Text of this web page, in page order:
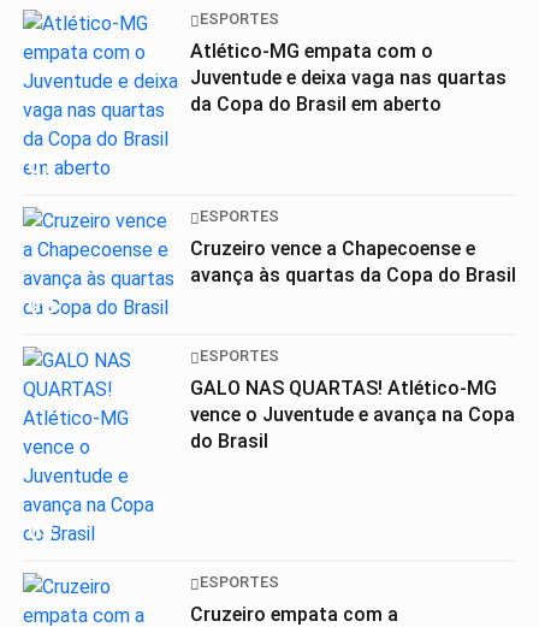
01
ESPORTES
Atlético-MG empata com o
Juventude e deixa vaga nas quartas
da Copa do Brasil em aberto
02
ESPORTES
Cruzeiro vence a Chapecoense e
avança às quartas da Copa do Brasil
03
ESPORTES
GALO NAS QUARTAS! Atlético-MG
vence o Juventude e avança na Copa
do Brasil
ESPORTES
Cruzeiro empata com a